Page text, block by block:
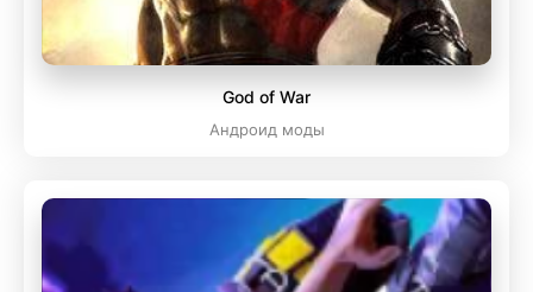
God of War
Андроид моды